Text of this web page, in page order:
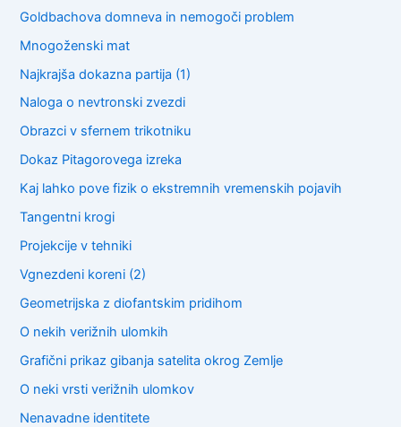
Goldbachova domneva in nemogoči problem
Mnogoženski mat
Najkrajša dokazna partija (1)
Naloga o nevtronski zvezdi
Obrazci v sfernem trikotniku
Dokaz Pitagorovega izreka
Kaj lahko pove fizik o ekstremnih vremenskih pojavih
Tangentni krogi
Projekcije v tehniki
Vgnezdeni koreni (2)
Geometrijska z diofantskim pridihom
O nekih verižnih ulomkih
Grafični prikaz gibanja satelita okrog Zemlje
O neki vrsti verižnih ulomkov
Nenavadne identitete